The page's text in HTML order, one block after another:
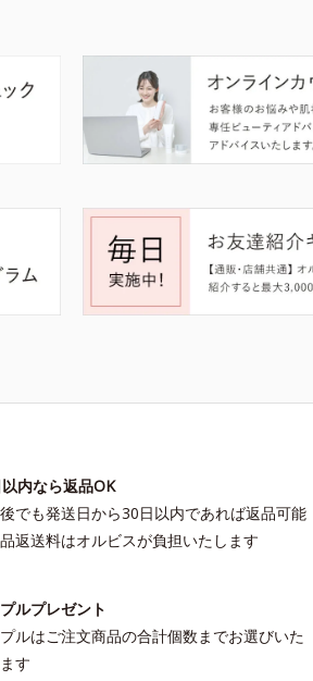
内なら返品OK
でも発送日から30日以内であれば返品可能
返送料はオルビスが負担いたします
ルプレゼント
ルはご注文商品の合計個数までお選びいた
す